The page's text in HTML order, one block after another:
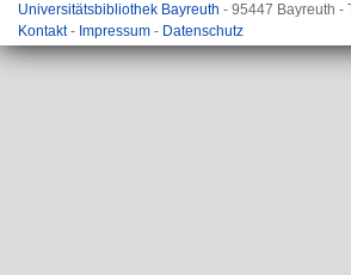
Universitätsbibliothek Bayreuth - 95447 Bayreuth -
Kontakt- Impressum - Datenschutz